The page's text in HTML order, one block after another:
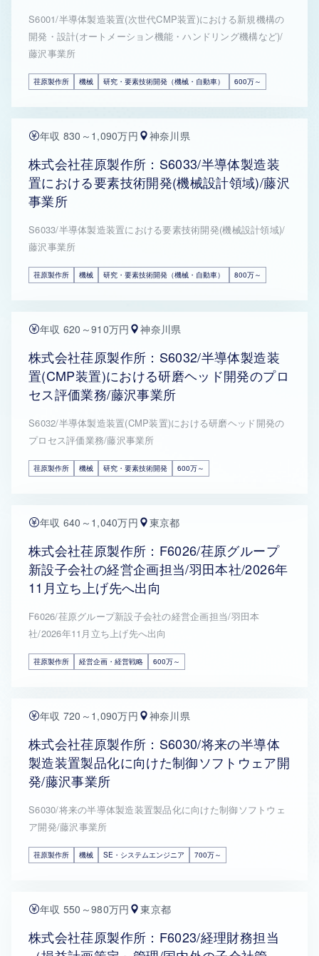
S6001/半導体製造装置(次世代CMP装置)における新規機構の
開発・設計(オートメーション機能・ハンドリング機構など)/
藤沢事業所
荏原製作所 機械 研究・要素技術開発（機械・自動車） 600万～
年収 830～1,090万円 神奈川県
株式会社荏原製作所：S6033/半導体製造装
置における要素技術開発(機械設計領域)/藤沢
事業所
S6033/半導体製造装置における要素技術開発(機械設計領域)/
藤沢事業所
荏原製作所 機械 研究・要素技術開発（機械・自動車） 800万～
年収 620～910万円 神奈川県
株式会社荏原製作所：S6032/半導体製造装
置(CMP装置)における研磨ヘッド開発のプロ
セス評価業務/藤沢事業所
S6032/半導体製造装置(CMP装置)における研磨ヘッド開発の
プロセス評価業務/藤沢事業所
荏原製作所 機械 研究・要素技術開発 600万～
年収 640～1,040万円 東京都
株式会社荏原製作所：F6026/荏原グループ
新設子会社の経営企画担当/羽田本社/2026年
11月立ち上げ先へ出向
F6026/荏原グループ新設子会社の経営企画担当/羽田本
社/2026年11月立ち上げ先へ出向
荏原製作所 経営企画・経営戦略 600万～
年収 720～1,090万円 神奈川県
株式会社荏原製作所：S6030/将来の半導体
製造装置製品化に向けた制御ソフトウェア開
発/藤沢事業所
S6030/将来の半導体製造装置製品化に向けた制御ソフトウェ
ア開発/藤沢事業所
荏原製作所 機械 SE・システムエンジニア 700万～
年収 550～980万円 東京都
株式会社荏原製作所：F6023/経理財務担当